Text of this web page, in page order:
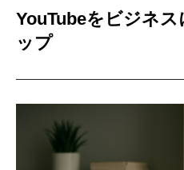
YouTubeをビジネ
ップ